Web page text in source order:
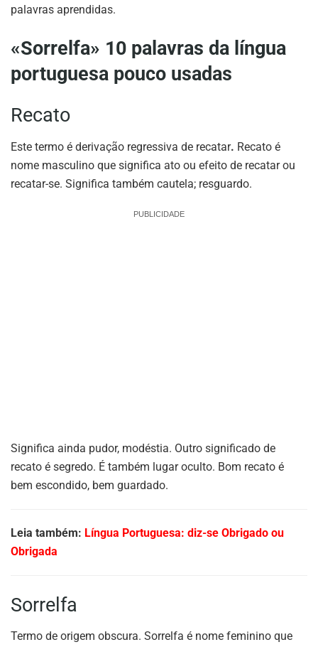
palavras aprendidas.
«Sorrelfa» 10 palavras da língua
portuguesa pouco usadas
Recato
Este termo é derivação regressiva de recatar. Recato é
nome masculino que significa ato ou efeito de recatar ou
recatar-se. Significa também cautela; resguardo.
PUBLICIDADE
Significa ainda pudor, modéstia. Outro significado de
recato é segredo. É também lugar oculto. Bom recato é
bem escondido, bem guardado.
Leia também: Língua Portuguesa: diz-se Obrigado ou
Obrigada
Sorrelfa
Termo de origem obscura. Sorrelfa é nome feminino que